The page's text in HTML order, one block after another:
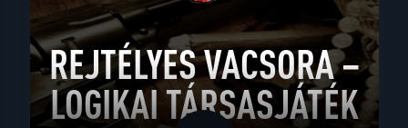
REJTÉLYES VACSORA –
LOGIKAI TÁRSASJÁTÉK